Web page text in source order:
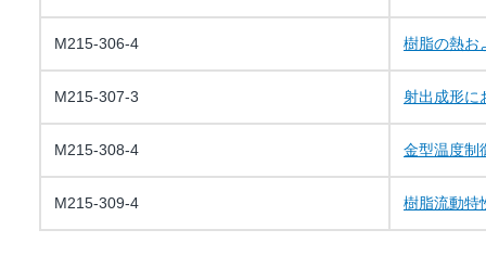
M215-306-4 樹脂の熱お
M215-307-3 射出成形に
M215-308-4 金型温度制
M215-309-4 樹脂流動特